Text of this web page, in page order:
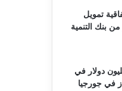
تمويل
من بنك التنمية
تضخ 70 مليون دولار في
في جورجيا